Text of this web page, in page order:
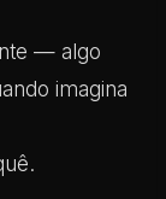
— algo
imagina